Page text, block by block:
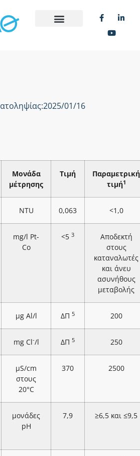
2025/01/16
Μονάδα
μέτρησης
Τιμή
Παραμετρική
τιμή1
NTU 0,063 <1,0
mg/l Pt-
Co
<5 3
Αποδεκτή
στους
καταναλωτές
και άνευ
ασυνήθους
μεταβολής
μg Al/l ΔΠ 5 200
mg Cl-/l ΔΠ 5 250
μS/cm
στους
20°C
370 2500
μονάδες
pH
7,9 ≥6,5 και ≤9,5